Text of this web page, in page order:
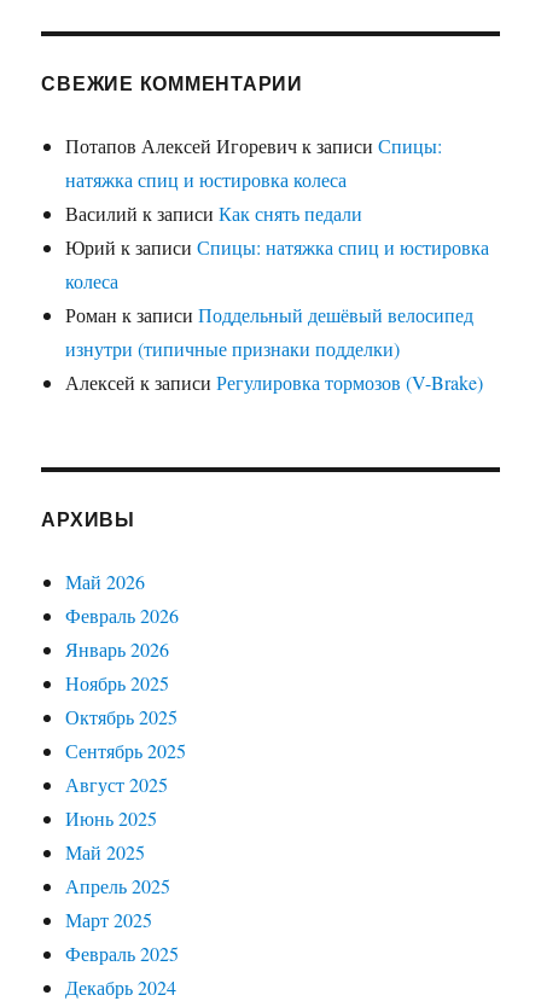
СВЕЖИЕ КОММЕНТАРИИ
Потапов Алексей Игоревичк записиСпицы:
натяжка спиц и юстировка колеса
Василий к записиКак снять педали
Юрий к записиСпицы: натяжка спиц и юстировка
колеса
Роман к записиПоддельный дешёвый велосипед
изнутри (типичные признаки подделки)
Алексей к записиРегулировка тормозов (V-Brake)
АРХИВЫ
Май 2026
Февраль 2026
Январь 2026
Ноябрь 2025
Октябрь 2025
Сентябрь 2025
Август 2025
Июнь 2025
Май 2025
Апрель 2025
Март 2025
Февраль 2025
Декабрь 2024